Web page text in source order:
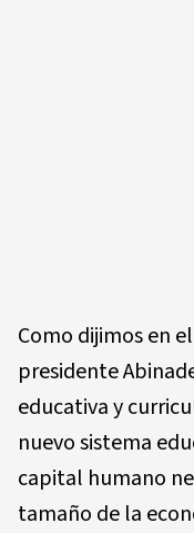
Como dijimos en
presidente
educativa y
nuevo sistema
capital humano
tamaño de la